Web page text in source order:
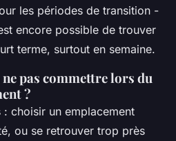
les périodes de transition -
encore possible de trouver
terme, surtout en semaine.
pas commettre lors du
?
choisir un emplacement
ou se retrouver trop près